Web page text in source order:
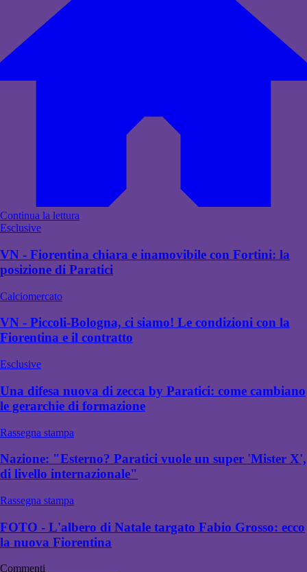
Continua la lettura
Esclusive
VN - Fiorentina chiara e inamovibile con Fortini: la
posizione di Paratici
Calciomercato
VN - Piccoli-Bologna, ci siamo! Le condizioni con la
Fiorentina e il contratto
Esclusive
Una difesa nuova di zecca by Paratici: come cambiano
le gerarchie di formazione
Rassegna stampa
Nazione: "Esterno? Paratici vuole un super 'Mister X',
di livello internazionale"
Rassegna stampa
FOTO - L'albero di Natale targato Fabio Grosso: ecco
la nuova Fiorentina
Commenti